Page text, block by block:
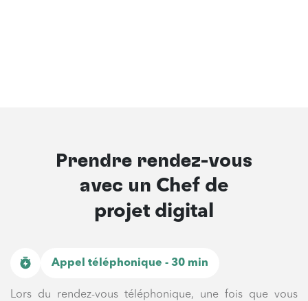
Prendre rendez-vous
avec un Chef de
projet digital
Appel téléphonique - 30 min
Lors du rendez-vous téléphonique, une fois que vous